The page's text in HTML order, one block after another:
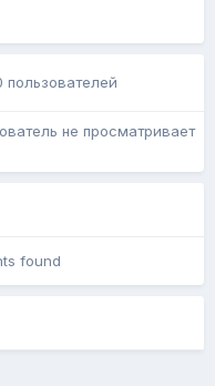
пользователей
не просматривает
found